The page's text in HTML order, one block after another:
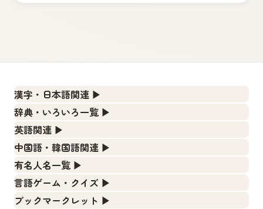
漢字・日本語関連 ▶
漢字の読み方検索、手書き入力、書き順練習など、日本語学
習に役立つツールを集めています。
人名漢字辞典 - 読み方検索
手書き漢字入力
漢字の書き方・書き順 書き取り練習帳
ひらがなの書き方・書き順
辞典・いろいろ一覧 ▶
部首・画数別の漢字一覧、熟語辞典、地名・駅名検索など、
各種リファレンスツールです。
部首画数別漢字一覧
常用漢字一覧
人名用漢字一覧
英語関連 ▶
カタカナ語・略語の意味検索、発音記号、リスニング練習な
ど英語学習ツールです。
カタカナ語の意味・発音・類語辞典
英語の発音記号一覧
中国語・韓国語関連 ▶
中国語のピンイン変換、韓国語の手書き入力など、アジア言
語学習ツールです。
手書き中国語入力 変換ツール
有名人名一覧 ▶
海外セレブやスポーツ選手の名前の読み方・発音を確認でき
言語ゲーム・クイズ ▶
四字熟語パズルや漢字クイズなど、楽しみながら学べるゲー
ブックマークレット ▶